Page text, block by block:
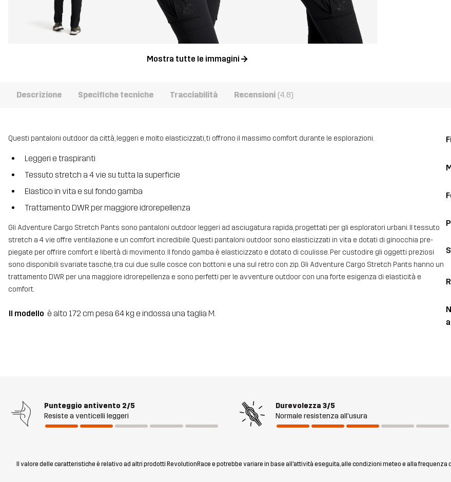
Mostra tutte le immagini
Descrizione Specifiche tecniche Tracciabilità Recensioni (4.8)
Questi pantaloni outdoor da città, leggeri e molto elasticizzati, ti offrono il massimo comfort durante le esplorazioni.
Leggeri e traspiranti
Tessuto stretch a 4 vie su tutta la superficie
Elastico in vita e sul fondo gamba
Trattamento DWR per maggiore idrorepellenza
Gli Adventure Cargo Stretch Pants sono pantaloni outdoor leggeri ad asciugatura rapida, progettati per gli esploratori urbani. Il tessuto
stretch a 4 vie offre ventilazione e un comfort incredibile. Questi pantaloni outdoor sono elasticizzati in vita e dotati di ginocchia pre-
piegate per offrire comfort e libertà di movimento. Il fondo gamba è elasticizzato e dotato di coulisse. Per custodire gli oggetti preziosi
sono disponibili svariate tasche, tra cui due sulle cosce con bottoni e una sul retro con zip. Gli Adventure Cargo Stretch Pants hanno un
trattamento DWR per una maggiore idrorepellenza e sono perfetti per le avventure outdoor con una forte esigenza di elasticità e
comfort.
Il modello è alto 172 cm pesa 64 kg e indossa una taglia M.
Punteggio antivento 2/5
Resiste a venticelli leggeri
Durevolezza 3/5
Normale resistenza all'usura
Il valore delle caratteristiche è relativo ad altri prodotti RevolutionRace e potrebbe variare in base all'attività eseguita, alle condizioni meteo e alla frequenza